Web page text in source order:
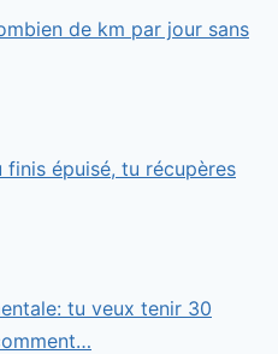
de km par jour sans
finis épuisé, tu récupères
tu veux tenir 30